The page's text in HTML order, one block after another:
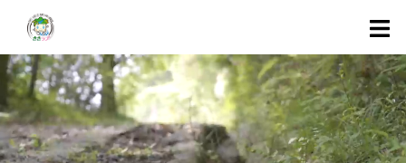
ン
ツ
へ
ス
キ